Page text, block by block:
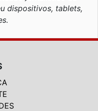
dispositivos, tablets,